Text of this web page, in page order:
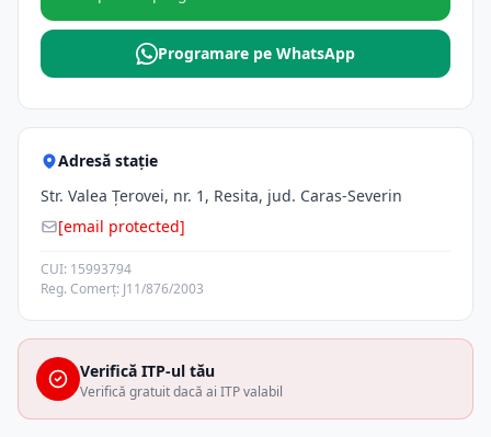
Programare pe WhatsApp
Adresă stație
Str. Valea Ţerovei, nr. 1, Resita, jud. Caras-Severin
[email protected]
CUI: 15993794
Reg. Comerț: J11/876/2003
Verifică ITP-ul tău
Verifică gratuit dacă ai ITP valabil